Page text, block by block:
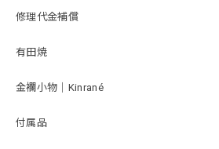
修理代金補償
有田焼
金襴小物｜Kinrané
付属品
こちらの台座にしてよかったと思いま
2026/02/14